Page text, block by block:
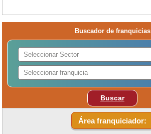
Buscador de franquicias
Buscar
Área franquiciador: